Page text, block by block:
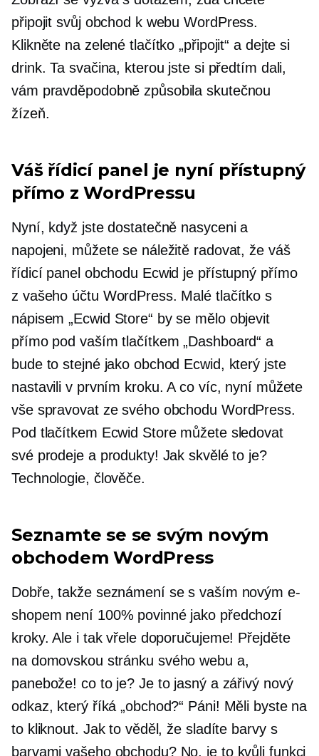
připojit svůj obchod k webu WordPress.
Klikněte na zelené tlačítko „připojit“ a dejte si
drink. Ta svačina, kterou jste si předtím dali,
vám pravděpodobně způsobila skutečnou
žízeň.
Váš řídicí panel je nyní přístupný
přímo z WordPressu
Nyní, když jste dostatečně nasyceni a
napojeni, můžete se náležitě radovat, že váš
řídicí panel obchodu Ecwid je přístupný přímo
z vašeho účtu WordPress. Malé tlačítko s
nápisem „Ecwid Store“ by se mělo objevit
přímo pod vaším tlačítkem „Dashboard“ a
bude to stejné jako obchod Ecwid, který jste
nastavili v prvním kroku. A co víc, nyní můžete
vše spravovat ze svého obchodu WordPress.
Pod tlačítkem Ecwid Store můžete sledovat
své prodeje a produkty! Jak skvělé to je?
Technologie, člověče.
Seznamte se se svým novým
obchodem WordPress
Dobře, takže seznámení se s vaším novým e-
shopem není 100% povinné jako předchozí
kroky. Ale i tak vřele doporučujeme! Přejděte
na domovskou stránku svého webu a,
panebože! co to je? Je to jasný a zářivý nový
odkaz, který říká „obchod?“ Páni! Měli byste na
to kliknout. Jak to věděl, že sladíte barvy s
barvami vašeho obchodu? No, je to kvůli funkci